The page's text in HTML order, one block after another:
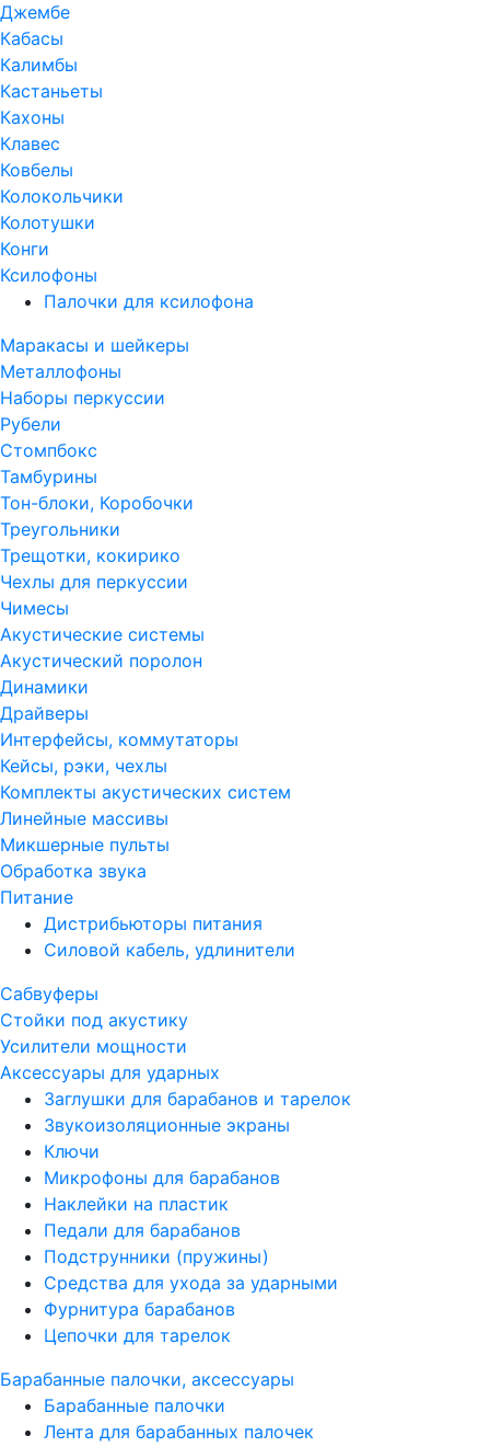
Джембе
Кабасы
Калимбы
Кастаньеты
Кахоны
Клавес
Ковбелы
Колокольчики
Колотушки
Конги
Ксилофоны
Палочки для ксилофона
Маракасы и шейкеры
Металлофоны
Наборы перкуссии
Рубели
Стомпбокс
Тамбурины
Тон-блоки, Коробочки
Треугольники
Трещотки, кокирико
Чехлы для перкуссии
Чимесы
Акустические системы
Акустический поролон
Динамики
Драйверы
Интерфейсы, коммутаторы
Кейсы, рэки, чехлы
Комплекты акустических систем
Линейные массивы
Микшерные пульты
Обработка звука
Питание
Дистрибьюторы питания
Силовой кабель, удлинители
Сабвуферы
Стойки под акустику
Усилители мощности
Аксессуары для ударных
Заглушки для барабанов и тарелок
Звукоизоляционные экраны
Ключи
Микрофоны для барабанов
Наклейки на пластик
Педали для барабанов
Подструнники (пружины)
Средства для ухода за ударными
Фурнитура барабанов
Цепочки для тарелок
Барабанные палочки, аксессуары
Барабанные палочки
Лента для барабанных палочек